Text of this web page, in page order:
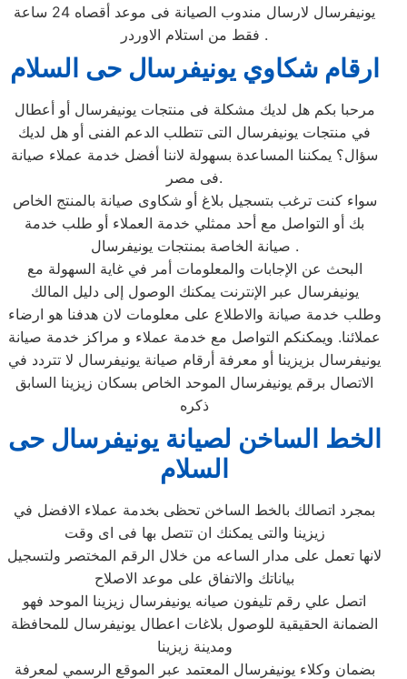
يونيفرسال لارسال مندوب الصيانة فى موعد أقصاه 24 ساعة
فقط من استلام الاوردر .
ارقام شكاوي يونيفرسال حى السلام
مرحبا بكم هل لديك مشكلة فى منتجات يونيفرسال أو أعطال
في منتجات يونيفرسال التى تتطلب الدعم الفنى أو هل لديك
سؤال؟ يمكننا المساعدة بسهولة لاننا أفضل خدمة عملاء صيانة
فى مصر.
سواء كنت ترغب بتسجيل بلاغ أو شكاوى صيانة بالمنتج الخاص
بك أو التواصل مع أحد ممثلي خدمة العملاء أو طلب خدمة
صيانة الخاصة بمنتجات يونيفرسال .
البحث عن الإجابات والمعلومات أمر في غاية السهولة مع
يونيفرسال عبر الإنترنت يمكنك الوصول إلى دليل المالك
وطلب خدمة صيانة والاطلاع على معلومات لان هدفنا هو ارضاء
عملائنا. ويمكنكم التواصل مع خدمة عملاء و مراكز خدمة صيانة
يونيفرسال بزيزينا أو معرفة أرقام صيانة يونيفرسال لا تتردد في
الاتصال برقم يونيفرسال الموحد الخاص بسكان زيزينا السابق
ذكره
الخط الساخن لصيانة يونيفرسال حى
السلام
بمجرد اتصالك بالخط الساخن تحظى بخدمة عملاء الافضل في
زيزينا والتى يمكنك ان تتصل بها فى اى وقت
لانها تعمل على مدار الساعه من خلال الرقم المختصر ولتسجيل
بياناتك والاتفاق على موعد الاصلاح
اتصل علي رقم تليفون صيانه يونيفرسال زيزينا الموحد فهو
الضمانة الحقيقية للوصول بلاغات اعطال يونيفرسال للمحافظة
ومدينة زيزينا
بضمان وكلاء يونيفرسال المعتمد عبر الموقع الرسمي لمعرفة